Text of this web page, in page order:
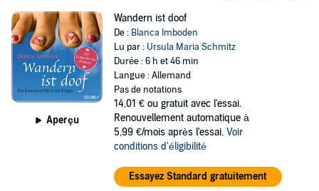
Aperçu
Wandern ist doof
De : Blanca Imboden
Lu par : Ursula Maria Schmitz
Durée : 6 h et 46 min
Langue : Allemand
Pas de notations
14,01 € ou gratuit avec l'essai.
Renouvellement automatique à
5,99 €/mois après l'essai. Voir
conditions d'éligibilité
Essayez Standard gratuitement